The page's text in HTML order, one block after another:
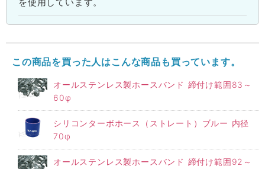
を使用しています。
この商品を買った人はこんな商品も買っています。
オールステンレス製ホースバンド 締付け範囲83～
60φ
シリコンターボホース（ストレート）ブルー 内径
70φ
オールステンレス製ホースバンド 締付け範囲92～